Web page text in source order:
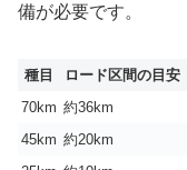
備が必要です。
種目 ロード区間の目安
70km 約36km
45km 約20km